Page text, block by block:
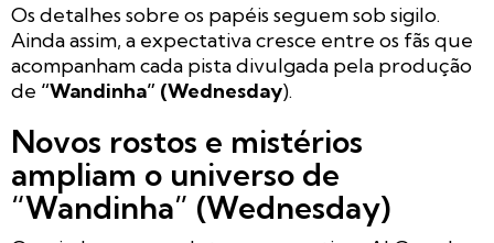
Os detalhes sobre os papéis seguem sob sigilo.
Ainda assim, a expectativa cresce entre os fãs que
acompanham cada pista divulgada pela produção
de “Wandinha” (Wednesday).
Novos rostos e mistérios
ampliam o universo de
“Wandinha” (Wednesday)